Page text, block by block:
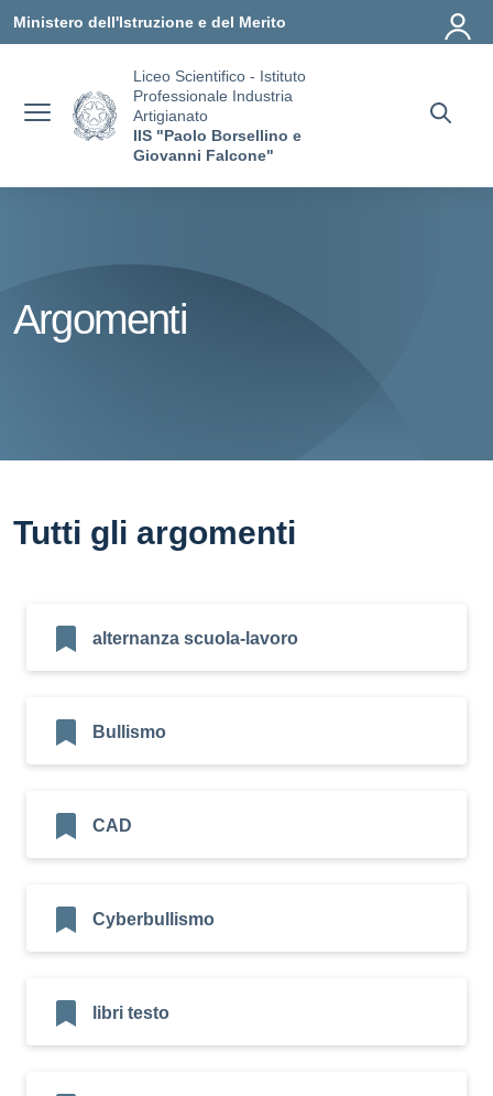
Ministero dell'Istruzione e del Merito
Liceo Scientifico - Istituto
Professionale Industria
Artigianato
IIS "Paolo Borsellino e
Giovanni Falcone"
Argomenti
Tutti gli argomenti
alternanza scuola-lavoro
Bullismo
CAD
Cyberbullismo
libri testo